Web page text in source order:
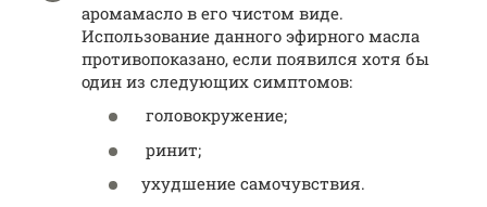
аромамасло в его чистом виде.
Использование данного эфирного масла
противопоказано, если появился хотя бы
один из следующих симптомов:
головокружение;
ринит;
ухудшение самочувствия.